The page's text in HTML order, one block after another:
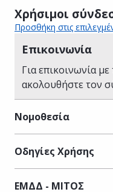
Χρήσιμοι
Προσθήκη στις
Επικοινωνία
Για επικοινωνία
ακολουθήστε τον
Νομοθεσία
Οδηγίες Χρήσης
ΕΜΔΔ - ΜΙΤΟΣ